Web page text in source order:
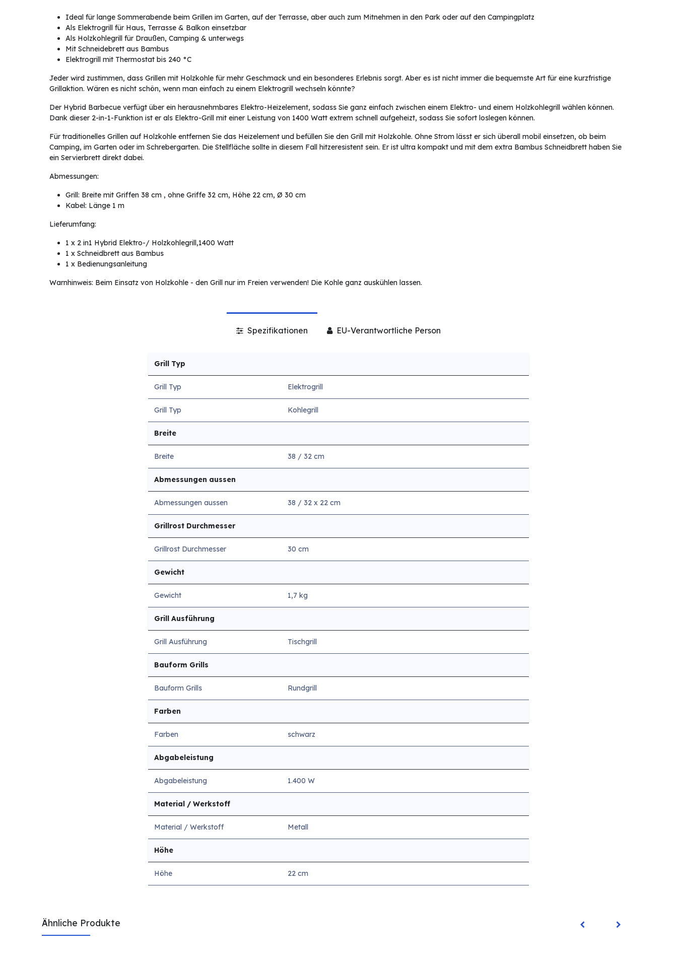
Ideal für lange Sommerabende beim Grillen im Garten, auf der Terrasse, aber auch zum Mitnehmen in den Park oder auf den Campingplatz
Als Elektrogrill für Haus, Terrasse & Balkon einsetzbar
Als Holzkohlegrill für Draußen, Camping & unterwegs
Mit Schneidebrett aus Bambus
Elektrogrill mit Thermostat bis 240 °C
Jeder wird zustimmen, dass Grillen mit Holzkohle für mehr Geschmack und ein besonderes Erlebnis sorgt. Aber es ist nicht immer die bequemste Art für eine kurzfristige
Grillaktion. Wären es nicht schön, wenn man einfach zu einem Elektrogrill wechseln könnte?
Der Hybrid Barbecue verfügt über ein herausnehmbares Elektro-Heizelement, sodass Sie ganz einfach zwischen einem Elektro- und einem Holzkohlegrill wählen können.
Dank dieser 2-in-1-Funktion ist er als Elektro-Grill mit einer Leistung von 1400 Watt extrem schnell aufgeheizt, sodass Sie sofort loslegen können.
Für traditionelles Grillen auf Holzkohle entfernen Sie das Heizelement und befüllen Sie den Grill mit Holzkohle. Ohne Strom lässt er sich überall mobil einsetzen, ob beim
Camping, im Garten oder im Schrebergarten. Die Stellfläche sollte in diesem Fall hitzeresistent sein. Er ist ultra kompakt und mit dem extra Bambus Schneidbrett haben Sie
ein Servierbrett direkt dabei.
Abmessungen:
Grill: Breite mit Griffen 38 cm , ohne Griffe 32 cm, Höhe 22 cm, Ø 30 cm
Kabel: Länge 1 m
Lieferumfang:
1 x 2 in1 Hybrid Elektro-/ Holzkohlegrill,1400 Watt
1 x Schneidbrett aus Bambus
1 x Bedienungsanleitung
Warnhinweis: Beim Einsatz von Holzkohle - den Grill nur im Freien verwenden! Die Kohle ganz auskühlen lassen.
Spezifikationen EU-Verantwortliche Person
Grill Typ
Grill Typ Elektrogrill
Grill Typ Kohlegrill
Breite
Breite 38 / 32 cm
Abmessungen aussen
Abmessungen aussen 38 / 32 x 22 cm
Grillrost Durchmesser
Grillrost Durchmesser 30 cm
Gewicht
Gewicht 1,7 kg
Grill Ausführung
Grill Ausführung Tischgrill
Bauform Grills
Bauform Grills Rundgrill
Farben
Farben schwarz
Abgabeleistung
Abgabeleistung 1.400 W
Material / Werkstoff
Material / Werkstoff Metall
Höhe
Höhe 22 cm
Ähnliche Produkte